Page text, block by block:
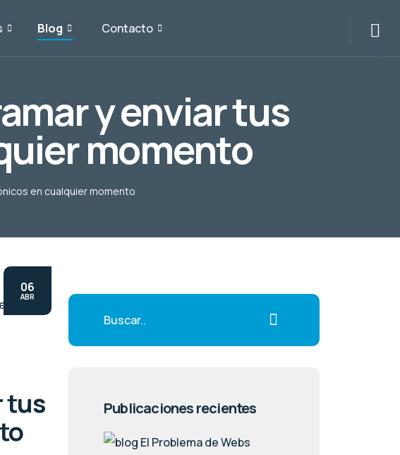
Blog Contacto
y enviar tus
momento
en cualquier momento
06
ABR
tus
Publicaciones recientes